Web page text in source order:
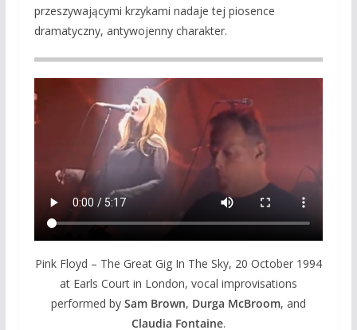
przeszywającymi krzykami nadaje tej piosence
dramatyczny, antywojenny charakter.
Pink Floyd – The Great Gig In The Sky, 20 October 1994
at Earls Court in London, vocal improvisations
performed by Sam Brown, Durga McBroom, and
Claudia Fontaine.